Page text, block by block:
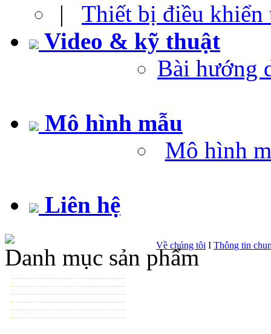
| Thiết bị điều khiển
Video & kỹ thuật
Bài hướng
Mô hình mẫu
Mô hình
Liên hệ
Về chúng tôi I Thông tin
Danh mục sản phẩm